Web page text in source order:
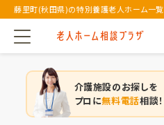
藤里町(秋田県)の特別養護老人ホーム一覧
介護施設のお探しを
プロに無料電話相談！